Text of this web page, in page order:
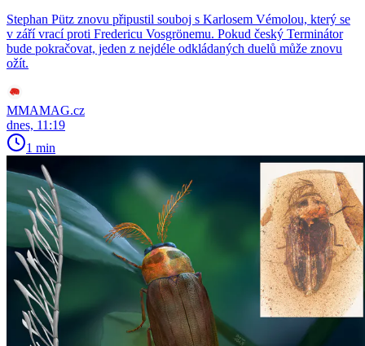
Stephan Pütz znovu připustil souboj s Karlosem Vémolou, který se
v září vrací proti Fredericu Vosgrönemu. Pokud český Terminátor
bude pokračovat, jeden z nejdéle odkládaných duelů může znovu
ožít.
MMAMAG.cz
dnes, 11:19
1 min